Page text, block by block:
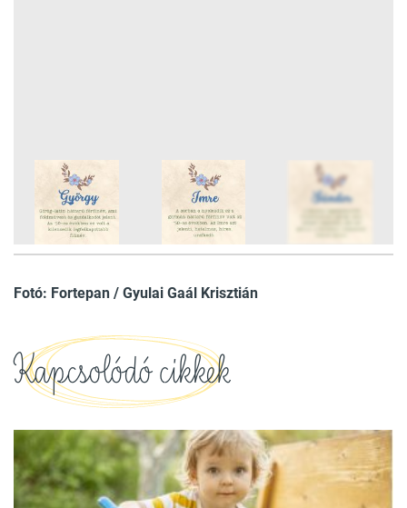
Fotó: Fortepan / Gyulai Gaál Krisztián
Kapcsolódó cikkek